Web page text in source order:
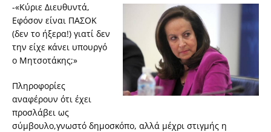
-«Κύριε Διευθυντά,
Εφόσον είναι ΠΑΣΟΚ
(δεν το ήξερα!) γιατί δεν
την είχε κάνει υπουργό
ο Μητσοτάκης;»
Πληροφορίες
αναφέρουν ότι έχει
προσλάβει ως
σύμβουλο,γνωστό δημοσκόπο, αλλά μέχρι στιγμής η